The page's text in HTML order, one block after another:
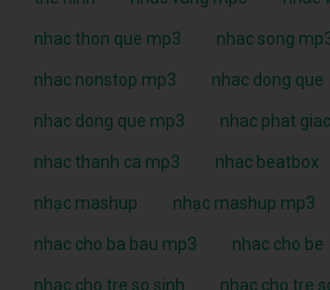
nhac thon que mp3 nhac song
nhac nonstop mp3 nhac dong que
nhac dong que mp3 nhac phat
nhac thanh ca mp3 nhac beatbox
nhạc mashup nhạc mashup mp3
nhac cho ba bau mp3 nhac cho be
nhac cho tre so sinh nhac cho tre